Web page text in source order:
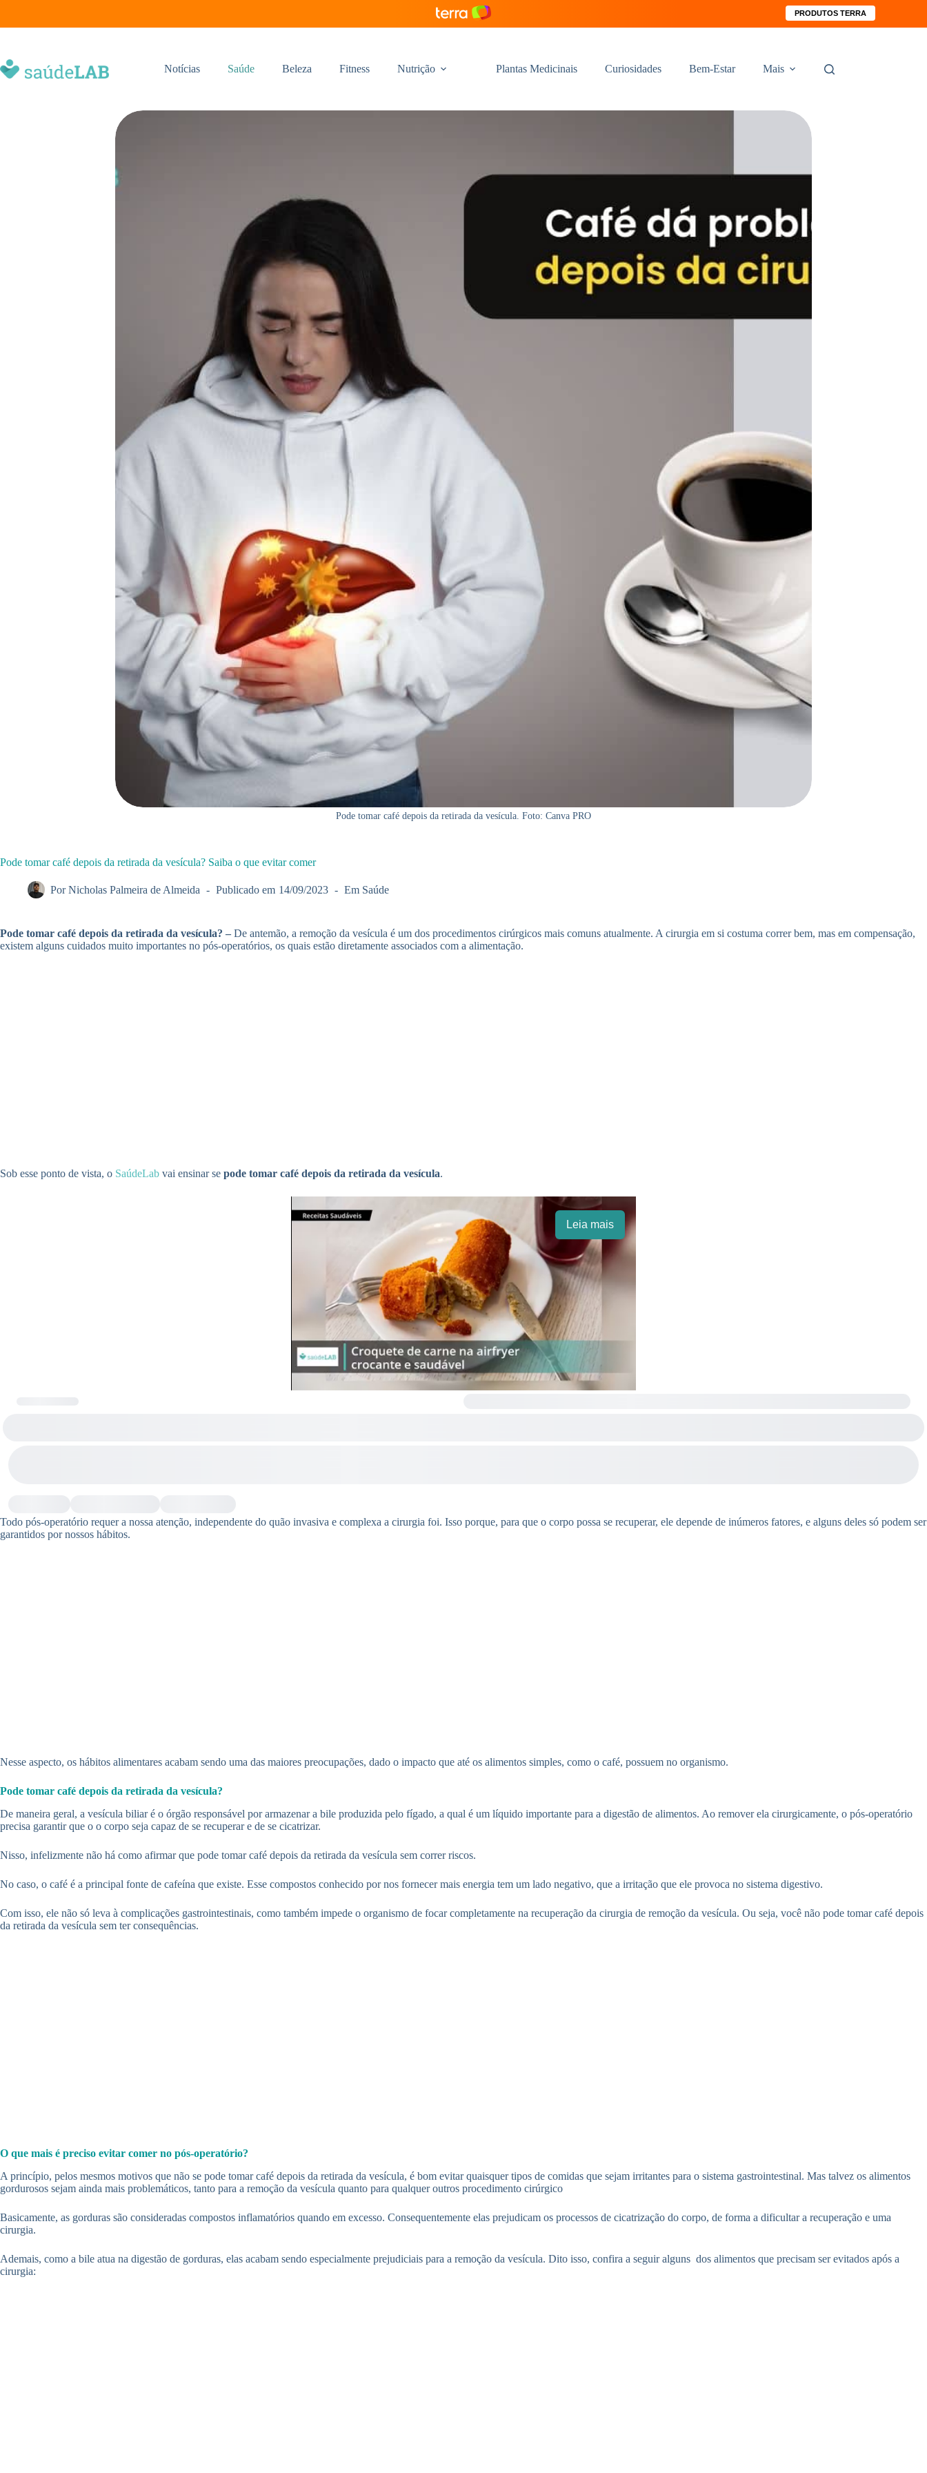
PRODUTOS TERRA
Notícias Saúde Beleza Fitness Nutrição Plantas Medicinais Curiosidades Bem-Estar Mais
Pode tomar café depois da retirada da vesícula. Foto: Canva PRO
Pode tomar café depois da retirada da vesícula? Saiba o que evitar comer
Por Nicholas Palmeira de Almeida Publicado em 14/09/2023 Em Saúde
Pode tomar café depois da retirada da vesícula? – De antemão, a remoção da vesícula é um dos procedimentos cirúrgicos mais comuns atualmente. A cirurgia em si costuma correr bem, mas em compensação,
existem alguns cuidados muito importantes no pós-operatórios, os quais estão diretamente associados com a alimentação.
Sob esse ponto de vista, o SaúdeLab vai ensinar se pode tomar café depois da retirada da vesícula.
Leia mais
Todo pós-operatório requer a nossa atenção, independente do quão invasiva e complexa a cirurgia foi. Isso porque, para que o corpo possa se recuperar, ele depende de inúmeros fatores, e alguns deles só podem ser
garantidos por nossos hábitos.
Nesse aspecto, os hábitos alimentares acabam sendo uma das maiores preocupações, dado o impacto que até os alimentos simples, como o café, possuem no organismo.
Pode tomar café depois da retirada da vesícula?
De maneira geral, a vesícula biliar é o órgão responsável por armazenar a bile produzida pelo fígado, a qual é um líquido importante para a digestão de alimentos. Ao remover ela cirurgicamente, o pós-operatório
precisa garantir que o o corpo seja capaz de se recuperar e de se cicatrizar.
Nisso, infelizmente não há como afirmar que pode tomar café depois da retirada da vesícula sem correr riscos.
No caso, o café é a principal fonte de cafeína que existe. Esse compostos conhecido por nos fornecer mais energia tem um lado negativo, que a irritação que ele provoca no sistema digestivo.
Com isso, ele não só leva à complicações gastrointestinais, como também impede o organismo de focar completamente na recuperação da cirurgia de remoção da vesícula. Ou seja, você não pode tomar café depois
da retirada da vesícula sem ter consequências.
O que mais é preciso evitar comer no pós-operatório?
A princípio, pelos mesmos motivos que não se pode tomar café depois da retirada da vesícula, é bom evitar quaisquer tipos de comidas que sejam irritantes para o sistema gastrointestinal. Mas talvez os alimentos
gordurosos sejam ainda mais problemáticos, tanto para a remoção da vesícula quanto para qualquer outros procedimento cirúrgico
Basicamente, as gorduras são consideradas compostos inflamatórios quando em excesso. Consequentemente elas prejudicam os processos de cicatrização do corpo, de forma a dificultar a recuperação e uma
cirurgia.
Ademais, como a bile atua na digestão de gorduras, elas acabam sendo especialmente prejudiciais para a remoção da vesícula. Dito isso, confira a seguir alguns dos alimentos que precisam ser evitados após a
cirurgia: